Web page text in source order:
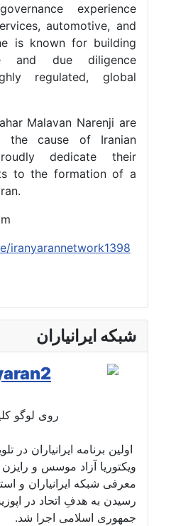
experience
automotive, and
is known for building
and due diligence
regulated, global
Malavan Narenji are
the cause of Iranian
dedicate their
to the formation of a
iranyarannetwork1398
شبکه ایرانیاران
روی لوگو
اولین برنامه ایرانیاران در
ویکتوریا آزاد موسس و
معرفی شبکه ایرانیاران و
رسیدن به هدفِ اتحاد در
جمهوری اسلامی اجرا شد.